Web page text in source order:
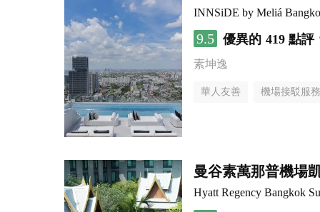
INNSiDE by Meliá
9.5 優異的 419 點評
素坤逸
華人友善 機場接駁服務
曼谷素萬那普機場
Hyatt Regency Bangkok